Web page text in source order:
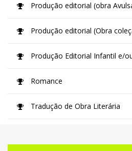
Produção editorial (obra
Produção editorial (Obra
Produção Editorial Infantil e/
Romance
Tradução de Obra Literária